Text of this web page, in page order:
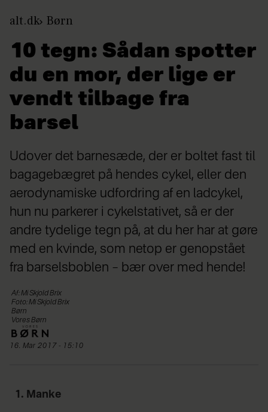
alt.dk Børn
10 tegn: Sådan spotter
du en mor, der lige er
vendt tilbage fra
barsel
Udover det barnesæde, der er boltet fast til
bagagebægret på hendes cykel, eller den
aerodynamiske udfordring af en ladcykel,
hun nu parkerer i cykelstativet, så er der
andre tydelige tegn på, at du her har at gøre
med en kvinde, som netop er genopstået
fra barselsboblen – bær over med hende!
Af: Mi Skjold Brix
Foto: Mi Skjold Brix
Børn
Vores Børn
16. Mar 2017 - 15:10
1. Manke